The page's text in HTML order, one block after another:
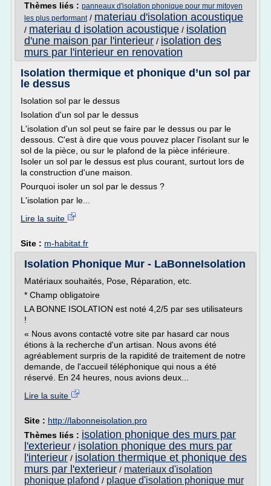
Thèmes liés : panneaux d'isolation phonique pour mur mitoyen
les plus performant/ materiau d'isolation acoustique
/ materiau d isolation acoustique / isolation
d'une maison par l'interieur / isolation des
murs par l'interieur en renovation
Isolation thermique et phonique d’un sol par
le dessus
Isolation sol par le dessus
Isolation d'un sol par le dessus
L'isolation d'un sol peut se faire par le dessus ou par le
dessous. C'est à dire que vous pouvez placer l'isolant sur le
sol de la pièce, ou sur le plafond de la pièce inférieure.
Isoler un sol par le dessus est plus courant, surtout lors de
la construction d'une maison.
Pourquoi isoler un sol par le dessus ?
L'isolation par le...
Lire la suite
Site : m-habitat.fr
Isolation Phonique Mur - LaBonneIsolation
Matériaux souhaités, Pose, Réparation, etc.
* Champ obligatoire
LA BONNE ISOLATION est noté 4,2/5 par ses utilisateurs
!
« Nous avons contacté votre site par hasard car nous
étions à la recherche d'un artisan. Nous avons été
agréablement surpris de la rapidité de traitement de notre
demande, de l'accueil téléphonique qui nous a été
réservé. En 24 heures, nous avions deux...
Lire la suite
Site : http://labonneisolation.pro
Thèmes liés : isolation phonique des murs par
l'exterieur / isolation phonique des murs par
l'interieur / isolation thermique et phonique des
murs par l'exterieur / materiaux d'isolation
phonique plafond / plaque d'isolation phonique mur